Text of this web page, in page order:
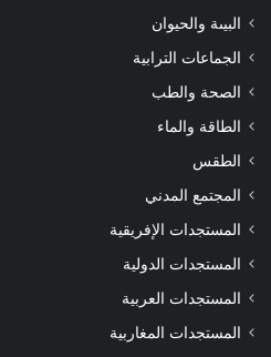
البيىة والحيوان
الجماعات الترابية
الصحة والطب
الطاقة والماء
الطقس
المجتمع المدني
المستجدات الإفريقية
المستجدات الدولية
المستجدات العربية
المستجدات المغاربية